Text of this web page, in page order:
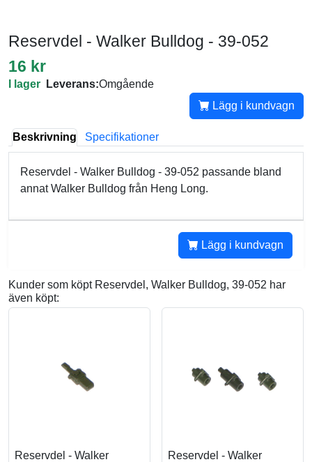
Reservdel - Walker Bulldog - 39-052
16 kr
I lager Leverans:Omgående
Lägg i kundvagn
Beskrivning Specifikationer
Reservdel - Walker Bulldog - 39-052 passande bland
annat Walker Bulldog från Heng Long.
Lägg i kundvagn
Kunder som köpt Reservdel, Walker Bulldog, 39-052 har
även köpt:
Reservdel - Walker
Reservdel - Walker